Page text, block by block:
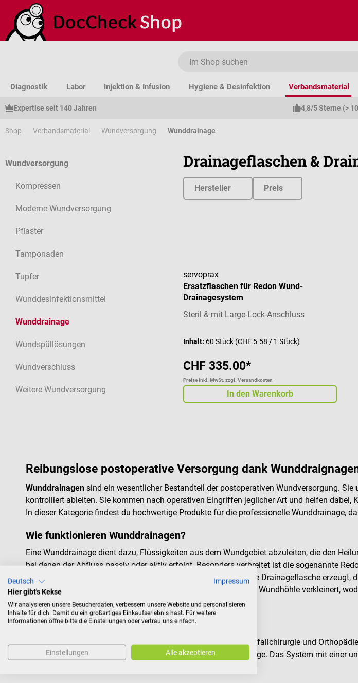
Hauptinhalt springen
Zur Suche springen
Zur Hauptnavigation springen
Diagnostik Labor Injektion & Infusion Hygiene & Desinfektion Verbandsmaterial
Expertise seit 140 Jahren 4,8/5 Sterne (>
Shop Verbandsmaterial Wundversorgung Wunddrainage
Wundversorgung
Kompressen
Moderne Wundversorgung
Pflaster
Tamponaden
Tupfer
Wunddesinfektionsmittel
Wunddrainage
Wundspüllösungen
Wundverschluss
Weitere Wundversorgung
Drainageflaschen &
Hersteller Preis
servoprax
Ersatzflaschen für Redon Wund-
Drainagesystem
Steril & mit Large-Lock-Anschluss
Inhalt: 60 Stück (CHF 5.58 / 1 Stück)
CHF 335.00*
Preise inkl. MwSt. zzgl. Versandkosten
In den Warenkorb
Reibungslose postoperative Versorgung dank
Wunddrainagen sind ein wesentlicher Bestandteil der postoperativen Wundversorgung. Sie
kontrolliert ableiten. Sie kommen nach operativen Eingriffen jeglicher Art und helfen dabei,
In dieser Kategorie findest du hochwertige Produkte für die professionelle Wunddrainage,
Wie funktionieren Wunddrainagen?
Eine Wunddrainage dient dazu, Flüssigkeiten aus dem Wundgebiet abzuleiten, die den
bei denen der Abfluss passiv oder aktiv erfolgt. Besonders verbreitet ist die sogenannte
Unterdruck arbeitet. Der Unterdruck wird durch eine vorevakuierte Drainageflasche erzeugt,
Wundraum ableitet
. Durch den kontinuierlichen Abfluss wird die Wundhöhle verkleinert,
unterstützt wird.
Die Redon-Drainage
Zu den am häufigsten eingesetzten Drainagesystemen in der Unfallchirurgie und
Unterhautfettgewebe platziert
und erfolgt meist über 2 bis 3 Tage. Das System mit einer
Deutsch
Impressum
Hier gibt's Kekse
Wir analysieren unsere Besucherdaten, verbessern unsere Website und personalisieren
Inhalte für dich. Damit du ein großartiges Einkaufserlebnis hast. Für weitere
Informationen öffne bitte die Einstellungen oder vertrau uns einfach.
Einstellungen Alle akzeptieren